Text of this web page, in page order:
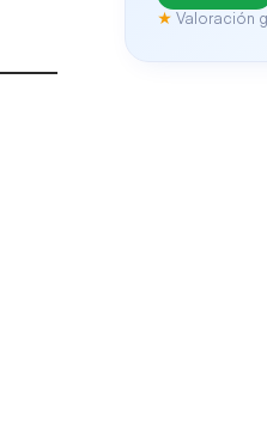
★ Valoración